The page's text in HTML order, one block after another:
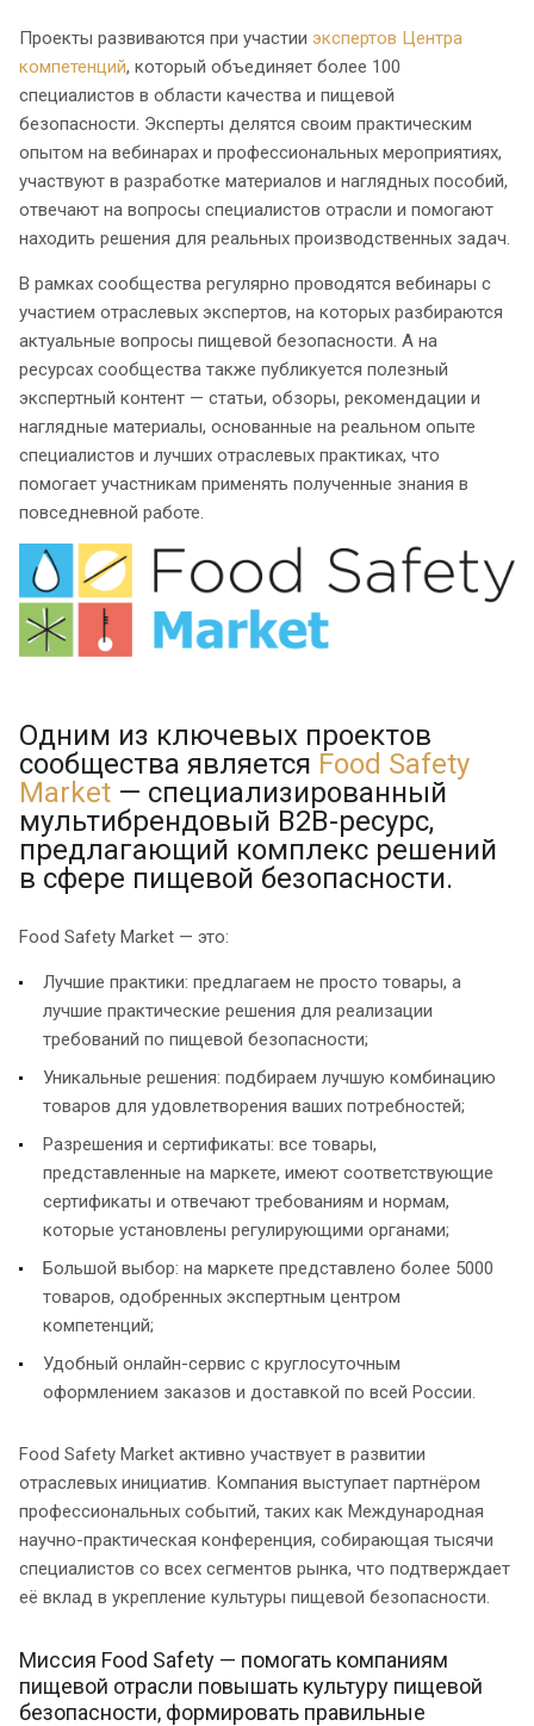
Проекты развиваются при участии экспертов Центра
компетенций, который объединяет более 100
специалистов в области качества и пищевой
безопасности. Эксперты делятся своим практическим
опытом на вебинарах и профессиональных мероприятиях,
участвуют в разработке материалов и наглядных пособий,
отвечают на вопросы специалистов отрасли и помогают
находить решения для реальных производственных задач.
В рамках сообщества регулярно проводятся вебинары с
участием отраслевых экспертов, на которых разбираются
актуальные вопросы пищевой безопасности. А на
ресурсах сообщества также публикуется полезный
экспертный контент — статьи, обзоры, рекомендации и
наглядные материалы, основанные на реальном опыте
специалистов и лучших отраслевых практиках, что
помогает участникам применять полученные знания в
повседневной работе.
Одним из ключевых проектов
сообщества является Food Safety
Market — специализированный
мультибрендовый B2B-ресурс,
предлагающий комплекс решений
в сфере пищевой безопасности.
Food Safety Market — это:
Лучшие практики: предлагаем не просто товары, а
лучшие практические решения для реализации
требований по пищевой безопасности;
Уникальные решения: подбираем лучшую комбинацию
товаров для удовлетворения ваших потребностей;
Разрешения и сертификаты: все товары,
представленные на маркете, имеют соответствующие
сертификаты и отвечают требованиям и нормам,
которые установлены регулирующими органами;
Большой выбор: на маркете представлено более 5000
товаров, одобренных экспертным центром
компетенций;
Удобный онлайн-сервис с круглосуточным
оформлением заказов и доставкой по всей России.
Food Safety Market активно участвует в развитии
отраслевых инициатив. Компания выступает партнёром
профессиональных событий, таких как Международная
научно-практическая конференция, собирающая тысячи
специалистов со всех сегментов рынка, что подтверждает
её вклад в укрепление культуры пищевой безопасности.
Миссия Food Safety — помогать компаниям
пищевой отрасли повышать культуру пищевой
безопасности, формировать правильные